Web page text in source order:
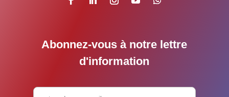
Abonnez-vous à notre lettre
d'information